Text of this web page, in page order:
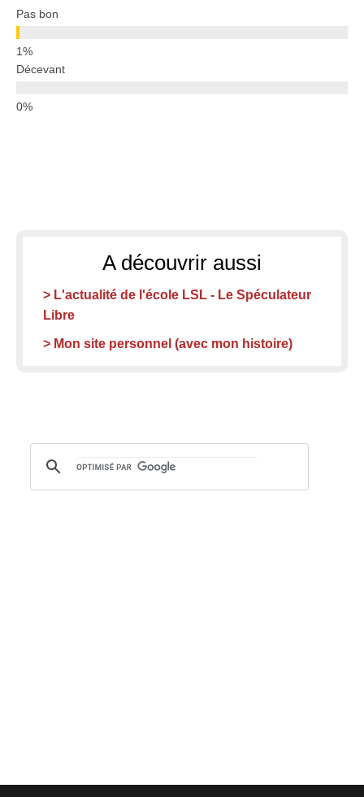
Pas bon
Décevant
A découvrir aussi
> L'actualité de l'école LSL - Le Spéculateur
Libre
> Mon site personnel (avec mon histoire)